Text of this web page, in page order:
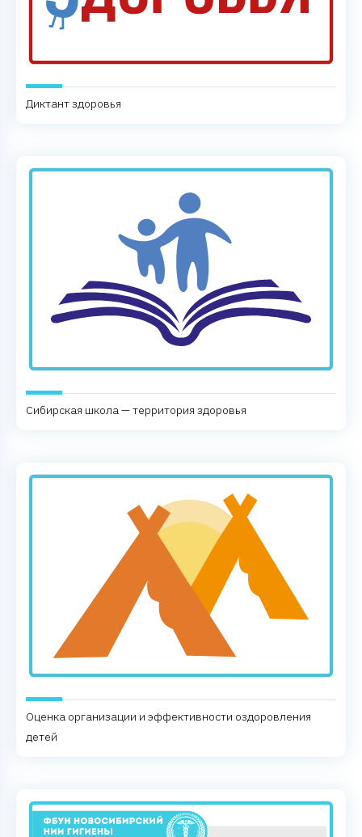
Диктант здоровья
Сибирская школа — территория здоровья
Оценка организации и эффективности оздоровления
детей